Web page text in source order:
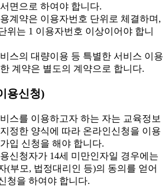
면으로 하여야 합니다.
계약은 이용자번호 단위로 체결하며,
위는 1 이용자번호 이상이어야 합니
스의 대량이용 등 특별한 서비스 이용
계약은 별도의 계약으로 합니다.
용신청)
스를 이용하고자 하는 자는 교육정보
정한 양식에 따라 온라인신청을 이용
입 신청을 해야 합니다.
신청자가 14세 미만인자일 경우에는
(부모, 법정대리인 등)의 동의를 얻어
청을 하여야 합니다.